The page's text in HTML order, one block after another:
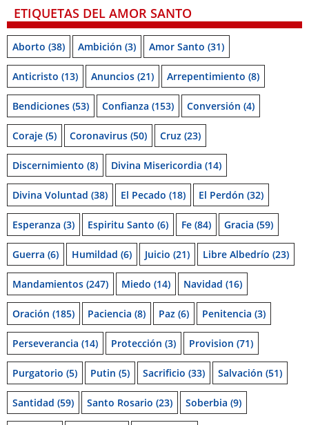
ETIQUETAS DEL AMOR SANTO
Aborto (38) Ambición (3) Amor Santo (31)
Anticristo (13) Anuncios (21) Arrepentimiento (8)
Bendiciones (53) Confianza (153) Conversión (4)
Coraje (5) Coronavirus (50) Cruz (23)
Discernimiento (8) Divina Misericordia (14)
Divina Voluntad (38) El Pecado (18) El Perdón (32)
Esperanza (3) Espiritu Santo (6) Fe (84) Gracia (59)
Guerra (6) Humildad (6) Juicio (21) Libre Albedrío (23)
Mandamientos (247) Miedo (14) Navidad (16)
Oración (185) Paciencia (8) Paz (6) Penitencia (3)
Perseverancia (14) Protección (3) Provision (71)
Purgatorio (5) Putin (5) Sacrificio (33) Salvación (51)
Santidad (59) Santo Rosario (23) Soberbia (9)